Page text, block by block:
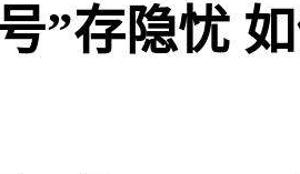
”存隐忧